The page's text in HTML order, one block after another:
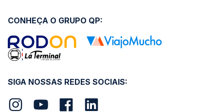
SIGA NOSSAS REDES SOCIAIS:
CONHEÇA O GRUPO QP: